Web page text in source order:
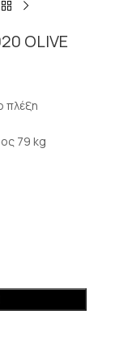
OLIVE
πλέξη
79 kg